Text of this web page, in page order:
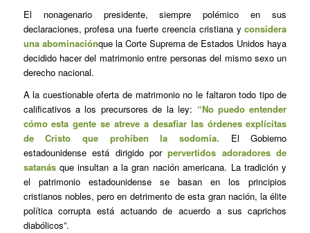
El nonagenario presidente, siempre polémico en sus
declaraciones, profesa una fuerte creencia cristiana yconsidera
una abominaciónque la Corte Suprema de Estados Unidos haya
decidido hacer del matrimonio entre personas del mismo sexo un
derecho nacional.
A la cuestionable oferta de matrimonio no le faltaron todo tipo de
calificativos a los precursores de la ley: “No puedo entender
cómo esta gente se atreve a desafiar las órdenes explícitas
de Cristo que prohíben la sodomía. El Gobierno
estadounidense está dirigido porpervertidos adoradores de
satanásque insultan a la gran nación americana. La tradición y
el patrimonio estadounidense se basan en los principios
cristianos nobles, pero en detrimento de esta gran nación, la élite
política corrupta está actuando de acuerdo a sus caprichos
diabólicos”.